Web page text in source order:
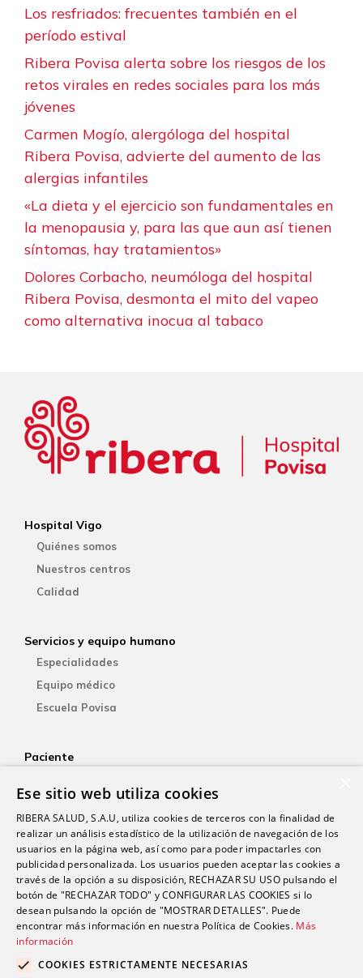
Los resfriados: frecuentes también en el
período estival
Ribera Povisa alerta sobre los riesgos de los
retos virales en redes sociales para los más
jóvenes
Carmen Mogío, alergóloga del hospital
Ribera Povisa, advierte del aumento de las
alergias infantiles
«La dieta y el ejercicio son fundamentales en
la menopausia y, para las que aun así tienen
síntomas, hay tratamientos»
Dolores Corbacho, neumóloga del hospital
Ribera Povisa, desmonta el mito del vapeo
como alternativa inocua al tabaco
Hospital Vigo
Quiénes somos
Nuestros centros
Calidad
Servicios y equipo humano
Especialidades
Equipo médico
Escuela Povisa
Paciente
YOsalud
Atención al paciente
Guía del paciente
Consentimiento informado
Paciente internacional
Investigación
Actualidad
Ese sitio web utiliza cookies
RIBERA SALUD, S.A.U, utiliza cookies de terceros con la finalidad de
realizar un análisis estadístico de la utilización de navegación de los
usuarios en la página web, así como para poder impactarles con
publicidad personalizada. Los usuarios pueden aceptar las cookies a
través de la opción a su disposición, RECHAZAR SU USO pulsando el
botón de "RECHAZAR TODO" y CONFIGURAR LAS COOKIES si lo
desean pulsando la opción de "MOSTRAR DETALLES". Puede
encontrar más información en nuestra Política de Cookies. Más
información
COOKIES ESTRICTAMENTE NECESARIAS